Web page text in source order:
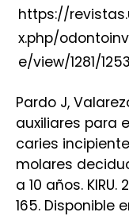
https://
x.php/
e/view/1281/1253
Pardo J,
auxiliares para
caries
molares
a 10 años. KIRU.
165. Disponible